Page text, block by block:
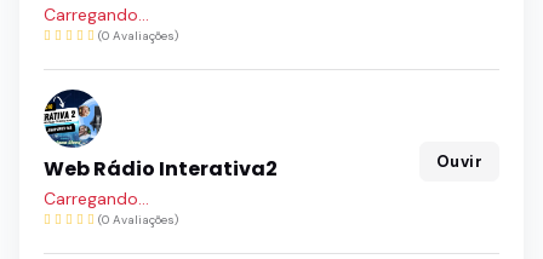
Carregando...
(0 Avaliações)
Web Rádio Interativa2
Carregando...
(0 Avaliações)
Ouvir